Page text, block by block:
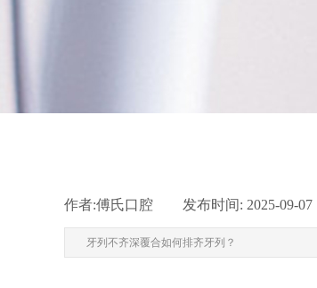
作者:傅氏口腔 发布时间: 2025-09-07
牙列不齐深覆合如何排齐牙列？